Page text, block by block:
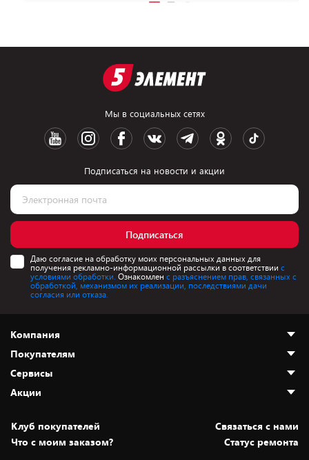
Мы в социальных сетях
Подписаться на новости и акции
Подписаться
Даю согласие на обработку моих персональных данных для
получения рекламно-информационной рассылки в соответствии с
условиями обработки. Ознакомлен с разъяснением прав, связанных с
обработкой, механизмом их реализации, последствиями дачи
согласия или отказа.
Компания
О нас
Адреса магазинов
Новости
Статьи и обзоры
Вакансии
Покупателям
Как сделать заказ
Оплата и доставка
Безналичный расчёт
Обмен и возврат товара
Сервисы
Установка техники
Для игровых консолей
Акции
Скидки и промокоды
Белорусские товары
Клуб покупателей
Cвязаться с нами
Что с моим заказом?
Статус ремонта